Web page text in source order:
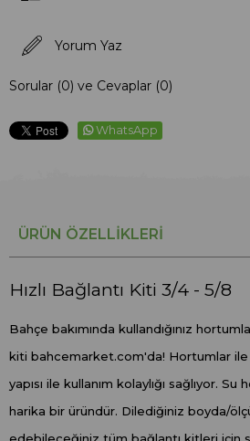
Yorum Yaz
Sorular (0) ve Cevaplar (0)
WhatsApp
ÜRÜN ÖZELLIKLERI
Hızlı Bağlantı Kiti 3/4 - 5/8
Bahçe bakımında kullandığınız
kiti bahcemarket.com'da! Hortumlar ile
yapısı ile kullanım kolaylığı sağlıyor. Su
harika bir üründür. Dilediğiniz boyda/
edebileceğiniz tüm bağlantı kitleri için